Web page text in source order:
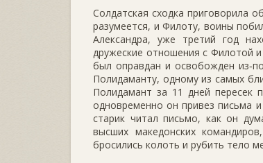
Солдатская сходка приговорила
разумеется, и Филоту, воины
Александра, уже третий год
дружеские отношения с Филотой
был оправдан и освобожден
Полидаманту, одному из самых
Полидамант за 11 дней пересек
одновременно он привез
старик читал письмо, как он
высших македонских
бросились колоть и рубить тело